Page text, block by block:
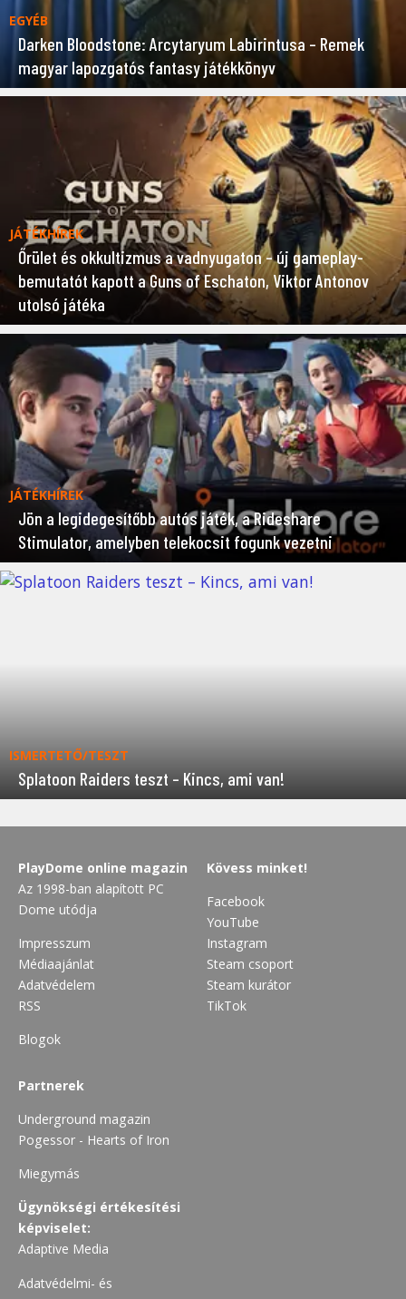
EGYÉB
Darken Bloodstone: Arcytaryum Labirintusa – Remek
magyar lapozgatós fantasy játékkönyv
JÁTÉKHÍREK
Őrület és okkultizmus a vadnyugaton – új gameplay-
bemutatót kapott a Guns of Eschaton, Viktor Antonov
utolsó játéka
JÁTÉKHÍREK
Jön a legidegesítőbb autós játék, a Rideshare
Stimulator, amelyben telekocsit fogunk vezetni
ISMERTETŐ/TESZT
Splatoon Raiders teszt – Kincs, ami van!
PlayDome online magazin
Az 1998-ban alapított PC
Dome utódja
Impresszum
Médiaajánlat
Adatvédelem
RSS
Blogok
Kövess minket!
Facebook
YouTube
Instagram
Steam csoport
Steam kurátor
TikTok
Partnerek
Underground magazin
Pogessor - Hearts of Iron
Miegymás
Ügynökségi értékesítési
képviselet:
Adaptive Media
Adatvédelmi- és